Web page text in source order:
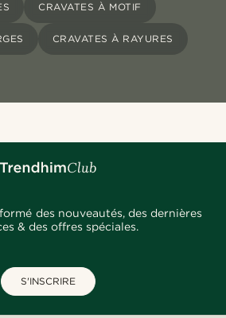
CRAVATES À MOTIF
CRAVATES À RAYURES
des nouveautés, des dernières
& des offres spéciales.
S'INSCRIRE